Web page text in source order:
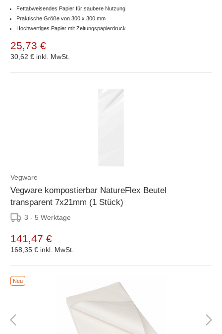
Fettabweisendes Papier für saubere Nutzung
Praktische Größe von 300 x 300 mm
Hochwertiges Papier mit Zeitungspapierdruck
25,73 €
30,62 € inkl. MwSt.
Vegware
Vegware kompostierbar NatureFlex Beutel
transparent 7x21mm (1 Stück)
3 - 5 Werktage
141,47 €
168,35 € inkl. MwSt.
Neu